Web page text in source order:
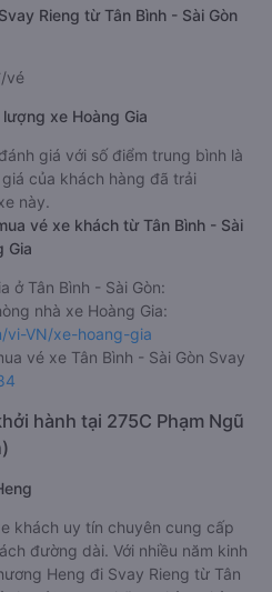
Rieng từ Tân Bình - Sài Gòn
vé
xe Hoàng Gia
giá với số điểm trung bình là
của khách hàng đã trải
này.
vé xe khách từ Tân Bình - Sài
Gia
ở Tân Bình - Sài Gòn:
nhà xe Hoàng Gia:
vi-VN/xe-hoang-gia
vé xe Tân Bình - Sài Gòn Svay
hành tại 275C Phạm Ngũ
khách uy tín chuyên cung cấp
đường dài. Với nhiều năm kinh
Heng đi Svay Rieng từ Tân